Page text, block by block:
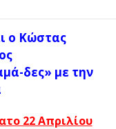
ο Κώστας
δες» με την
22 Απριλίου